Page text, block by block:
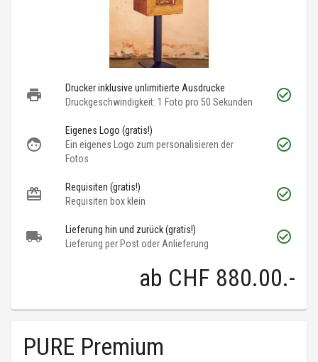
Drucker inklusive unlimitierte Ausdrucke
Druckgeschwindigkeit: 1 Foto pro 50 Sekunden
Eigenes Logo (gratis!)
Ein eigenes Logo zum personalisieren der
Fotos
Requisiten (gratis!)
Requisiten box klein
Lieferung hin und zurück (gratis!)
Lieferung per Post oder Anlieferung
ab CHF 880.00.-
PURE Premium